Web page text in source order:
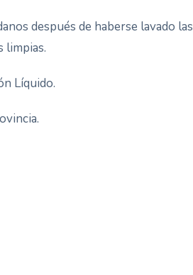
después de haberse lavado las
limpias.
Líquido.